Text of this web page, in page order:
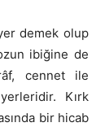
demek olup
ibiğine de
cennet ile
Kırk
bir hicab